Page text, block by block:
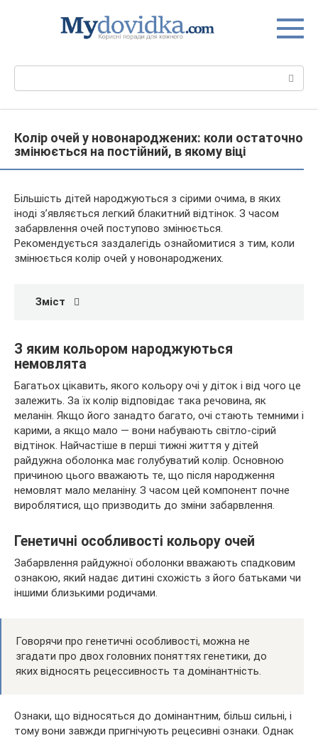
Колір очей у новонароджених: коли остаточно
змінюється на постійний, в якому віці
Більшість дітей народжуються з сірими очима, в яких
іноді з’являється легкий блакитний відтінок. З часом
забарвлення очей поступово змінюється.
Рекомендується заздалегідь ознайомитися з тим, коли
змінюється колір очей у новонароджених.
Зміст
З яким кольором народжуються
немовлята
Багатьох цікавить, якого кольору очі у діток і від чого це
залежить. За їх колір відповідає така речовина, як
меланін. Якщо його занадто багато, очі стають темними і
карими, а якщо мало — вони набувають світло-сірий
відтінок. Найчастіше в перші тижні життя у дітей
райдужна оболонка має голубуватий колір. Основною
причиною цього вважають те, що після народження
немовлят мало меланіну. З часом цей компонент почне
вироблятися, що призводить до зміни забарвлення.
Генетичні особливості кольору очей
Забарвлення райдужної оболонки вважають спадковим
ознакою, який надає дитині схожість з його батьками чи
іншими близькими родичами.
Говорячи про генетичні особливості, можна не
згадати про двох головних поняттях генетики, до
яких відносять рецессивность та домінантність.
Ознаки, що відносяться до домінантним, більш сильні, і
тому вони завжди пригнічують рецесивні ознаки. Однак